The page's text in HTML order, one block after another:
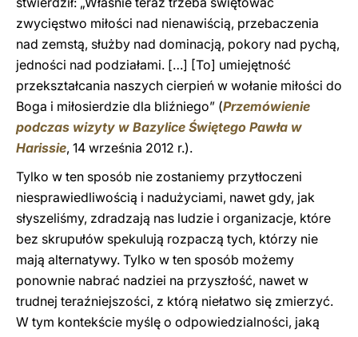
zwycięstwo miłości nad nienawiścią, przebaczenia
nad zemstą, służby nad dominacją, pokory nad pychą,
jedności nad podziałami. […] [To] umiejętność
przekształcania naszych cierpień w wołanie miłości do
Boga i miłosierdzie dla bliźniego” (Przemówienie
podczas wizyty w Bazylice Świętego Pawła w
Harissie, 14 września 2012 r.).
Tylko w ten sposób nie zostaniemy przytłoczeni
niesprawiedliwością i nadużyciami, nawet gdy, jak
słyszeliśmy, zdradzają nas ludzie i organizacje, które
bez skrupułów spekulują rozpaczą tych, którzy nie
mają alternatywy. Tylko w ten sposób możemy
ponownie nabrać nadziei na przyszłość, nawet w
trudnej teraźniejszości, z którą niełatwo się zmierzyć.
W tym kontekście myślę o odpowiedzialności, jaką